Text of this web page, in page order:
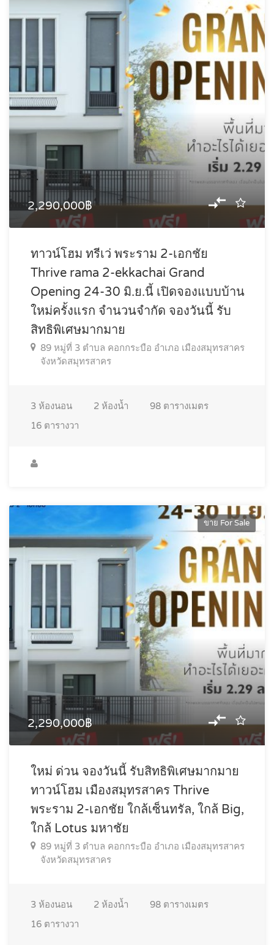
2,290,000฿
ทาวน์โฮม ทรีเว่ พระราม 2-เอกชัย
Thrive rama 2-ekkachai Grand
Opening 24-30 มิ.ย.นี้ เปิดจองแบบบ้าน
ใหม่ครั้งแรก จำนวนจำกัด จองวันนี้ รับ
สิทธิพิเศษมากมาย
89 หมู่ที่ 3 ตำบล คอกกระบือ อำเภอ เมืองสมุทรสาคร
จังหวัดสมุทรสาคร
3 ห้องนอน 2 ห้องน้ำ 98 ตารางเมตร
16 ตารางวา
ขาย For Sale
2,290,000฿
ใหม่ ด่วน จองวันนี้ รับสิทธิพิเศษมากมาย
ทาวน์โฮม เมืองสมุทรสาคร Thrive
พระราม 2-เอกชัย ใกล้เซ็นทรัล, ใกล้ Big,
ใกล้ Lotus มหาชัย
89 หมู่ที่ 3 ตำบล คอกกระบือ อำเภอ เมืองสมุทรสาคร
จังหวัดสมุทรสาคร
3 ห้องนอน 2 ห้องน้ำ 98 ตารางเมตร
16 ตารางวา